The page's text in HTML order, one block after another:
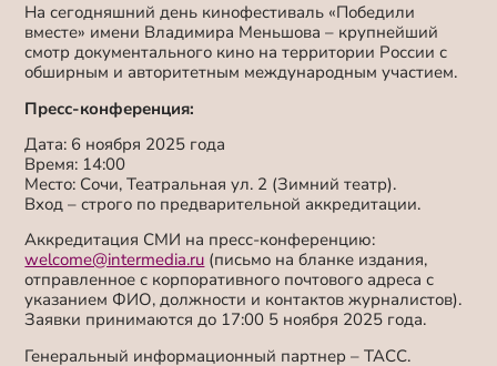
На сегодняшний день кинофестиваль «Победили
вместе» имени Владимира Меньшова – крупнейший
смотр документального кино на территории России с
обширным и авторитетным международным участием.
Пресс-конференция:
Дата: 6 ноября 2025 года
Время: 14:00
Место: Сочи, Театральная ул. 2 (Зимний театр).
Вход – строго по предварительной аккредитации.
Аккредитация СМИ на пресс-конференцию:
welcome@intermedia.ru (письмо на бланке издания,
отправленное с корпоративного почтового адреса с
указанием ФИО, должности и контактов журналистов).
Заявки принимаются до 17:00 5 ноября 2025 года.
Генеральный информационный партнер – ТАСС.